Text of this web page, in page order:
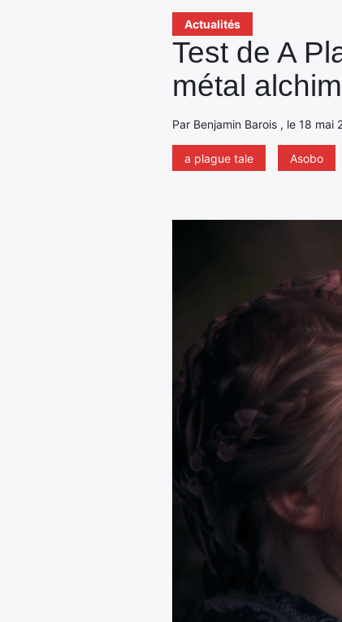
Actualités
Test de A
métal
Par Benjamin Barois , le 18
a plague tale Asobo